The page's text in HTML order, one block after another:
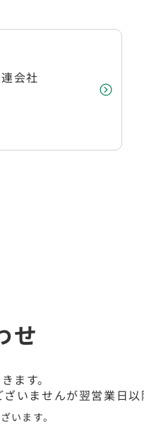
会社
せ
ます。
いませんが翌営業日以
います。